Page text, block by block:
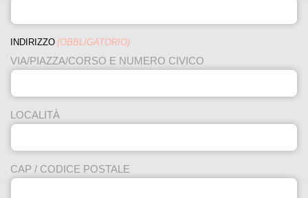
INDIRIZZO (OBBLIGATORIO)
VIA/PIAZZA/CORSO E NUMERO CIVICO
LOCALITÀ
CAP / CODICE POSTALE